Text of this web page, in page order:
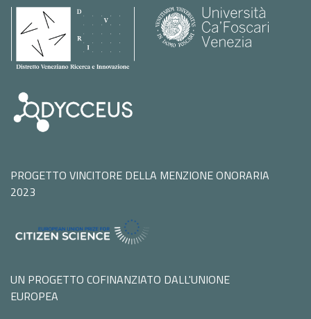
PROGETTO VINCITORE DELLA MENZIONE ONORARIA
2023
UN PROGETTO COFINANZIATO DALL'UNIONE
EUROPEA